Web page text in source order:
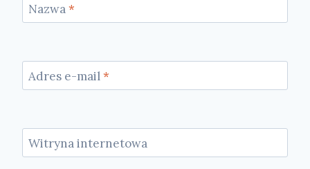
Nazwa*
Adres e-mail*
Witryna internetowa